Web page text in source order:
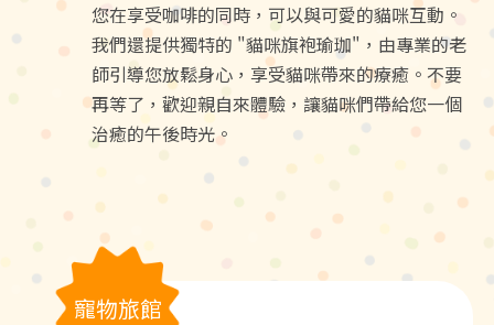
您在享受咖啡的同時，可以與可愛的貓咪互動。
我們還提供獨特的 "貓咪旗袍瑜珈"，由專業的老
師引導您放鬆身心，享受貓咪帶來的療癒。不要
再等了，歡迎親自來體驗，讓貓咪們帶給您一個
治癒的午後時光。
寵物旅館